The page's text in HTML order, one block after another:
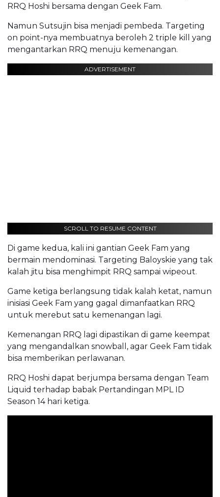
RRQ Hoshi bersama dengan Geek Fam.
Namun Sutsujin bisa menjadi pembeda. Targeting
on point-nya membuatnya beroleh 2 triple kill yang
mengantarkan RRQ menuju kemenangan.
ADVERTISEMENT
SCROLL TO RESUME CONTENT
Di game kedua, kali ini gantian Geek Fam yang
bermain mendominasi. Targeting Baloyskie yang tak
kalah jitu bisa menghimpit RRQ sampai wipeout.
Game ketiga berlangsung tidak kalah ketat, namun
inisiasi Geek Fam yang gagal dimanfaatkan RRQ
untuk merebut satu kemenangan lagi.
Kemenangan RRQ lagi dipastikan di game keempat
yang mengandalkan snowball, agar Geek Fam tidak
bisa memberikan perlawanan.
RRQ Hoshi dapat berjumpa bersama dengan Team
Liquid terhadap babak Pertandingan MPL ID
Season 14 hari ketiga.